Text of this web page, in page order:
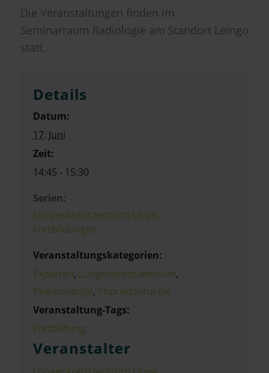
Die Veranstaltungen finden im
Seminarraum Radiologie am Standort Lemgo
statt.
Details
Datum:
17. Juni
Zeit:
14:45 - 15:30
Serien:
Lungenkrebszentrum Lippe:
Fortbildungen
Veranstaltungskategorien:
Experten, Lungenkrebszentrum,
Pneumologie, Thoraxchirurgie
Veranstaltung-Tags:
Fortbildung
Veranstalter